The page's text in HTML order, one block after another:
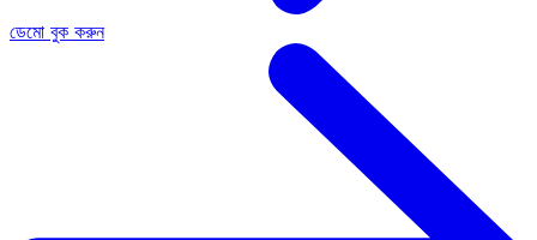
ডেমো বুক করুন